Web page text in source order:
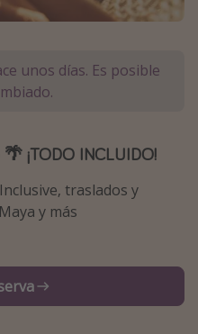
unos días. Es posible
¡TODO INCLUIDO!
traslados y
y más